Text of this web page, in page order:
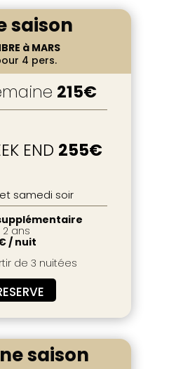
saison
à MARS
4 pers.
215€
END 255€
samedi soir
2 ans
/ nuit
de 3 nuitées
saison